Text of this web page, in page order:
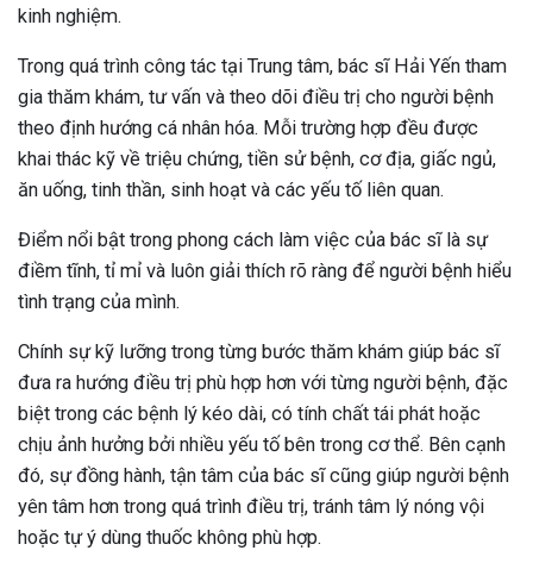
kinh nghiệm.
Trong quá trình công tác tại Trung tâm, bác sĩ Hải Yến tham
gia thăm khám, tư vấn và theo dõi điều trị cho người bệnh
theo định hướng cá nhân hóa. Mỗi trường hợp đều được
khai thác kỹ về triệu chứng, tiền sử bệnh, cơ địa, giấc ngủ,
ăn uống, tinh thần, sinh hoạt và các yếu tố liên quan.
Điểm nổi bật trong phong cách làm việc của bác sĩ là sự
điềm tĩnh, tỉ mỉ và luôn giải thích rõ ràng để người bệnh hiểu
tình trạng của mình.
Chính sự kỹ lưỡng trong từng bước thăm khám giúp bác sĩ
đưa ra hướng điều trị phù hợp hơn với từng người bệnh, đặc
biệt trong các bệnh lý kéo dài, có tính chất tái phát hoặc
chịu ảnh hưởng bởi nhiều yếu tố bên trong cơ thể. Bên cạnh
đó, sự đồng hành, tận tâm của bác sĩ cũng giúp người bệnh
yên tâm hơn trong quá trình điều trị, tránh tâm lý nóng vội
hoặc tự ý dùng thuốc không phù hợp.